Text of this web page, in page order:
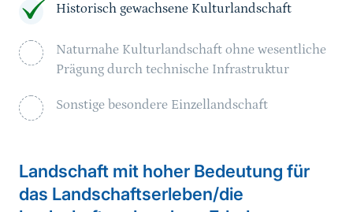
Historisch gewachsene Kulturlandschaft
Naturnahe Kulturlandschaft ohne wesentliche
Prägung durch technische Infrastruktur
Sonstige besondere Einzellandschaft
Landschaft mit hoher Bedeutung für
das Landschaftserleben/die